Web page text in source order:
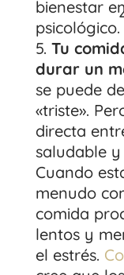
bienestar
psicológico.
Tu
durar un
se puede
«triste».
directa
saludable
Cuando
menudo
comida
lentos y
el estrés.